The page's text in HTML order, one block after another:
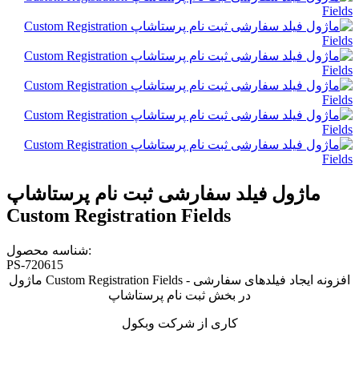
ماژول فیلد سفارشی ثبت نام پرستاشاپ
Custom Registration Fields
شناسه محصول:
PS-720615
ماژول Custom Registration Fields - افزونه ایجاد فیلدهای سفارشی
در بخش ثبت نام پرستاشاپ
کاری از شرکت وبکول